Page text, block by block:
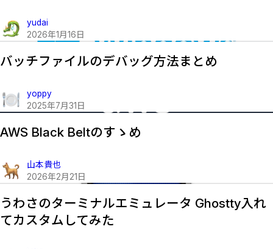
yudai
2026年1月 16 日
バッチファイルのデバッグ方法まとめ
yoppy
2025年7月 31 日
AWS Black Beltのすゝめ
山本貴也
2026年2月 21 日
うわさのターミナルエミュレータ Ghostty入れ
てカスタムしてみた